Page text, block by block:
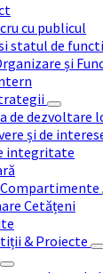
cu publicul
statul de
și
de dezvoltare
și de
integritate
Cetățeni
& Proiecte